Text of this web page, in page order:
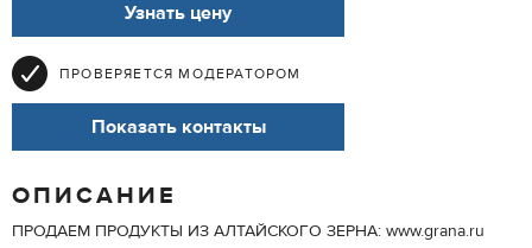
Узнать цену
ПРОВЕРЯЕТСЯ МОДЕРАТОРОМ
Показать контакты
ОПИСАНИЕ
ПРОДАЕМ ПРОДУКТЫ ИЗ АЛТАЙСКОГО ЗЕРНА: www.grana.ru